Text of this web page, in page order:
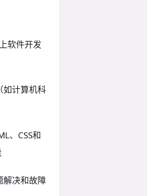
软件开发
如计算机科
、CSS和
解决和故障